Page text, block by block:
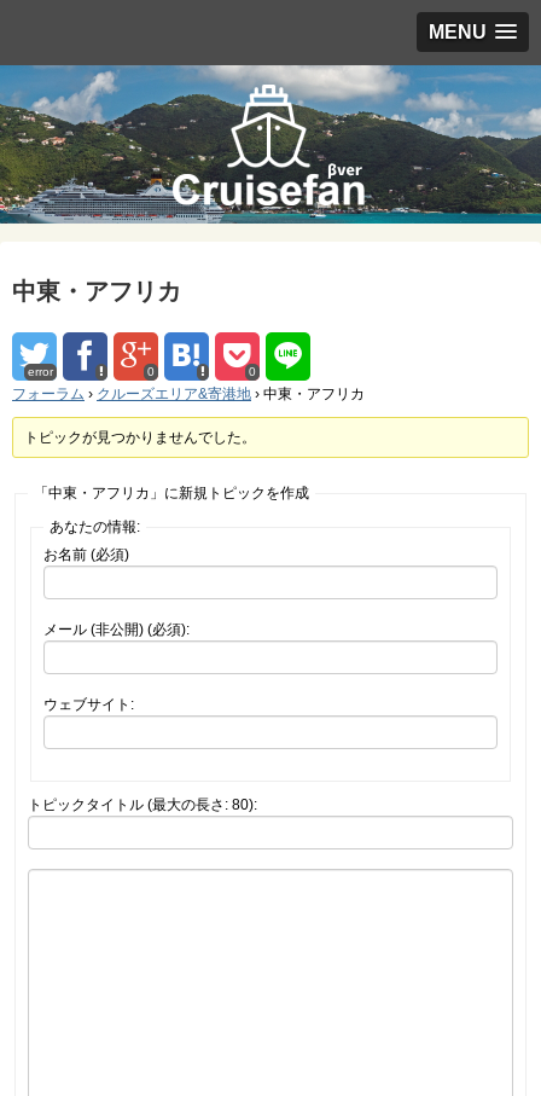
MENU
中東・アフリカ
error 0 0
フォーラム › クルーズエリア&寄港地 › 中東・アフリカ
トピックが見つかりませんでした。
「中東・アフリカ」に新規トピックを作成
あなたの情報:
お名前 (必須)
メール (非公開) (必須):
ウェブサイト:
トピックタイトル (最大の長さ: 80):